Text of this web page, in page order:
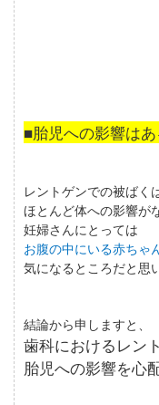
■胎児への影響はあ
レントゲンでの被ばく
ほとんど体への影響が
妊婦さんにとっては
お腹の中にいる赤ちゃ
気になるところだと思
結論から申しますと、
歯科におけるレン
胎児への影響を心